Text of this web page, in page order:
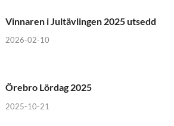
Vinnaren i Jultävlingen 2025 utsedd
2026-02-10
Örebro Lördag 2025
2025-10-21